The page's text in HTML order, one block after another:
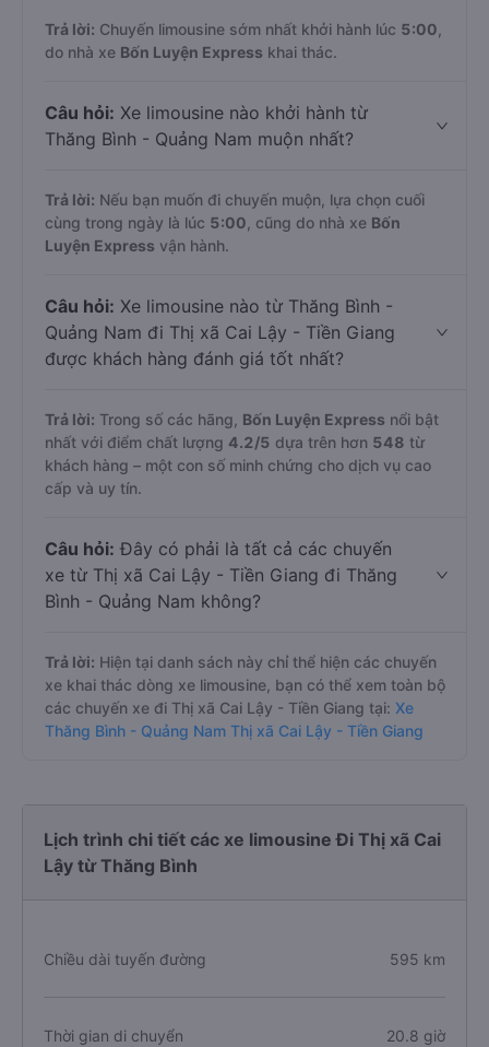
Trả lời: Chuyến limousine sớm nhất khởi hành lúc 5:00
do nhà xe Bốn Luyện Express khai thác.
Câu hỏi: Xe limousine nào khởi hành từ
Thăng Bình - Quảng Nam muộn nhất?
Trả lời: Nếu bạn muốn đi chuyến muộn, lựa chọn cuối
cùng trong ngày là lúc 5:00 , cũng do nhà xe Bốn
Luyện Express vận hành.
Câu hỏi: Xe limousine nào từ Thăng Bình -
Quảng Nam đi Thị xã Cai Lậy - Tiền Giang
được khách hàng đánh giá tốt nhất?
Trả lời: Trong số các hãng, Bốn Luyện Express nổi bật
nhất với điểm chất lượng 4.2/5 dựa trên hơn 548 từ
khách hàng – một con số minh chứng cho dịch vụ cao
cấp và uy tín.
Câu hỏi: Đây có phải là tất cả các chuyến
xe từ Thị xã Cai Lậy - Tiền Giang đi Thăng
Bình - Quảng Nam không?
Trả lời: Hiện tại danh sách này chỉ thể hiện các chuyến
xe khai thác dòng xe limousine, bạn có thể xem toàn bộ
các chuyến xe đi Thị xã Cai Lậy - Tiền Giang tại: Xe
Thăng Bình - Quảng Nam Thị xã Cai Lậy - Tiền Giang
Lịch trình chi tiết các xe limousine Đi Thị xã Cai
Lậy từ Thăng Bình
Chiều dài tuyến đường 595 km
Thời gian di chuyển 20.8 giờ